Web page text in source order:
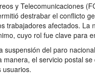
y Telecomunicaciones
destrabar el conflicto
trabajadores afectados. La
cuyo rol fue clave para
suspensión del paro
el servicio postal
usuarios.